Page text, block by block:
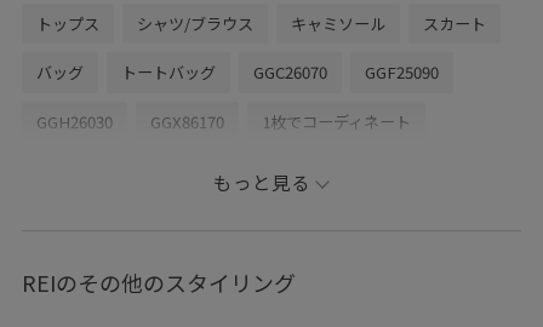
トップス シャツ/ブラウス キャミソール スカート
バッグ トートバッグ GGC26070 GGF25090
GGH26030 GGX86170 1枚でコーディネート
2WAYで使える E'POR 26ss Y BAG
ROPÉ_30℃超えおすすめアイテム
もっと見る
REIのその他のスタイリング